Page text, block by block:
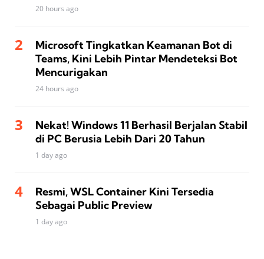
20 hours ago
Microsoft Tingkatkan Keamanan Bot di
Teams, Kini Lebih Pintar Mendeteksi Bot
Mencurigakan
24 hours ago
Nekat! Windows 11 Berhasil Berjalan Stabil
di PC Berusia Lebih Dari 20 Tahun
1 day ago
Resmi, WSL Container Kini Tersedia
Sebagai Public Preview
1 day ago